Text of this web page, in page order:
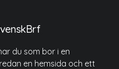
du som bor i en
en hemsida och ett